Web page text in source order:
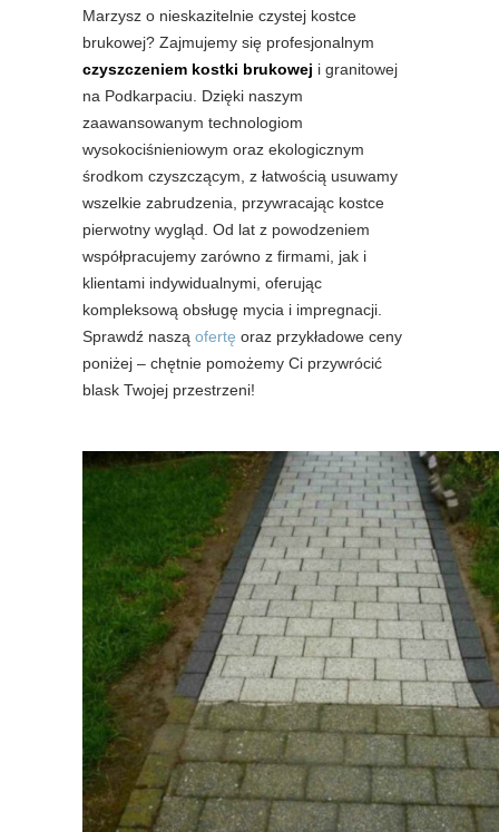
Marzysz o nieskazitelnie czystej kostce
brukowej? Zajmujemy się profesjonalnym
czyszczeniem kostki brukowej i granitowej
na Podkarpaciu. Dzięki naszym
zaawansowanym technologiom
wysokociśnieniowym oraz ekologicznym
środkom czyszczącym, z łatwością usuwamy
wszelkie zabrudzenia, przywracając kostce
pierwotny wygląd. Od lat z powodzeniem
współpracujemy zarówno z firmami, jak i
klientami indywidualnymi, oferując
kompleksową obsługę mycia i impregnacji.
Sprawdź naszą ofertę oraz przykładowe ceny
poniżej – chętnie pomożemy Ci przywrócić
blask Twojej przestrzeni!